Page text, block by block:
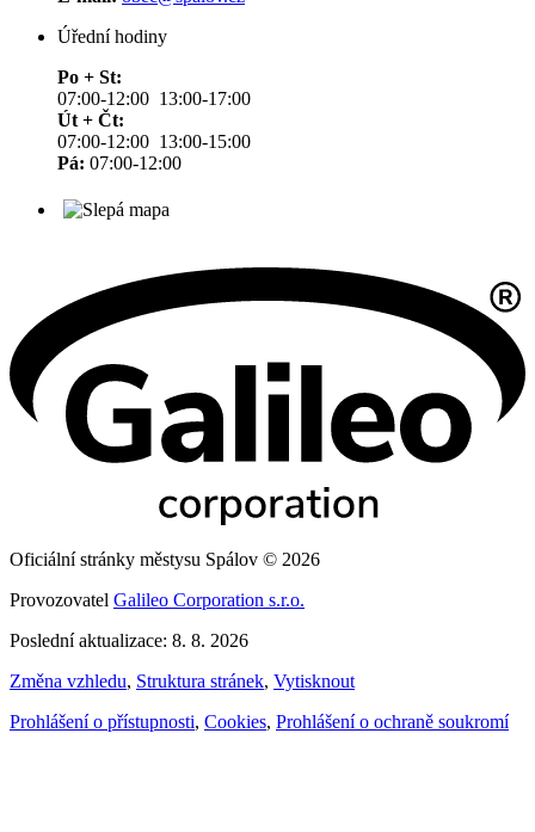
Úřední hodiny
Po + St:
07:00-12:00 13:00-17:00
Út + Čt:
07:00-12:00 13:00-15:00
Pá: 07:00-12:00
Oficiální stránky městysu Spálov © 2026
Provozovatel Galileo Corporation s.r.o.
Poslední aktualizace: 8. 8. 2026
Změna vzhledu, Struktura stránek, Vytisknout
Prohlášení o přístupnosti, Cookies, Prohlášení o ochraně soukromí